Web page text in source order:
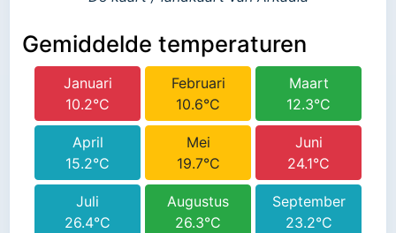
Gemiddelde temperaturen
Januari
10.2°C
Februari
10.6°C
Maart
12.3°C
April
15.2°C
Mei
19.7°C
Juni
24.1°C
Juli
26.4°C
Augustus
26.3°C
September
23.2°C